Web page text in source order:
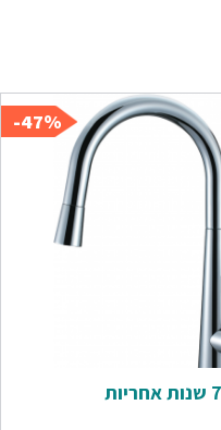
47%-
7 שנות אחריות